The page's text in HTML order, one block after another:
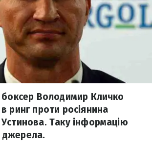
боксер Володимир Кличко
ринг проти росіянина
Таку інформацію